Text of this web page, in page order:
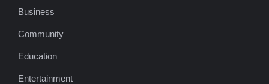
Business
Community
Education
Entertainment